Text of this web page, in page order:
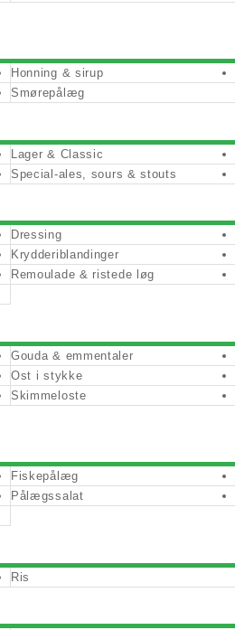
Honning & sirup
Smørepålæg
Lager & Classic
Special-ales, sours & stouts
Dressing
Krydderiblandinger
Remoulade & ristede løg
Gouda & emmentaler
Ost i stykke
Skimmeloste
Fiskepålæg
Pålægssalat
Ris